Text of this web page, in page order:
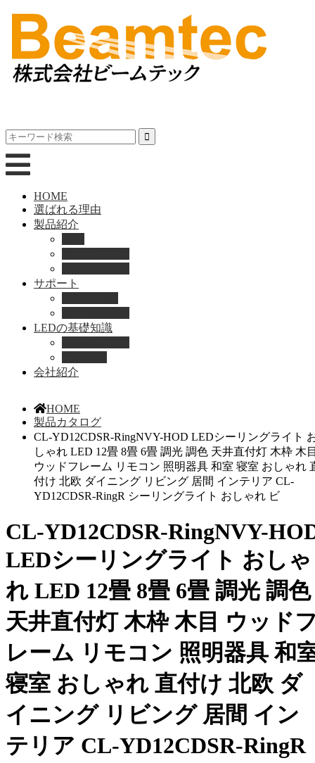
HOME
選ばれる理由
製品紹介
サポート
LEDの基礎知識
会社紹介
HOME
製品カタログ
CL-YD12CDSR-RingNVY-HOD LEDシーリングライト
しゃれ LED 12畳 8畳 6畳 調光 調色 天井直付灯 木枠 木
ウッドフレーム リモコン 照明器具 和室 寝室 おしゃれ
付け 北欧 ダイニング リビング 居間 インテリア CL-
YD12CDSR-RingR シーリングライト おしゃれ ビ
CL-YD12CDSR-RingNVY-
LEDシーリングライト おしゃ
れ LED 12畳 8畳 6畳 調光 調色
天井直付灯 木枠 木目 ウッド
レーム リモコン 照明器具 和
寝室 おしゃれ 直付け 北欧 ダ
イニング リビング 居間 イン
テリア CL-YD12CDSR-RingR